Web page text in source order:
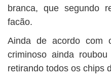
branca, que segundo
facão.
Ainda de acordo com
criminoso ainda
retirando todos os chips